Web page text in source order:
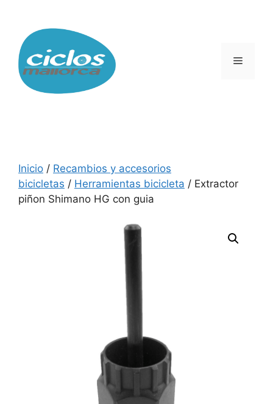
contenido
Menú
Inicio / Recambios y accesorios
bicicletas / Herramientas bicicleta / Extractor
piñon Shimano HG con guia